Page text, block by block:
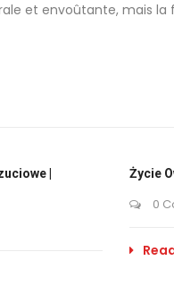
et envoûtante, mais la
|
Życie
0